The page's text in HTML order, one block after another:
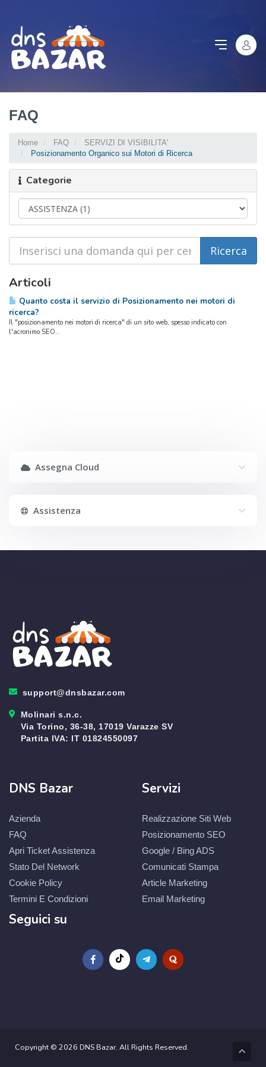
FAQ
Home FAQ
SERVIZI DI VISIBILITA'
Posizionamento Organico sui Motori di Ricerca
Categorie
Articoli
Quanto costa il servizio di Posizionamento nei motori di
ricerca?
Il "posizionamento nei motori di ricerca" di un sito web, spesso indicato con
l'acronimo SEO...
Assegna Cloud
Assistenza
support@dnsbazar.com
Molinari s.n.c.
Via Torino, 36-38, 17019 Varazze SV
Partita IVA: IT 01824550097
DNS Bazar
Azienda
FAQ
Apri Ticket Assistenza
Stato Del Network
Cookie Policy
Termini E Condizioni
Servizi
Realizzazione Siti Web
Posizionamento SEO
Google / Bing ADS
Comunicati Stampa
Article Marketing
Email Marketing
Seguici su
Copyright © 2026 DNS Bazar. All Rights Reserved.